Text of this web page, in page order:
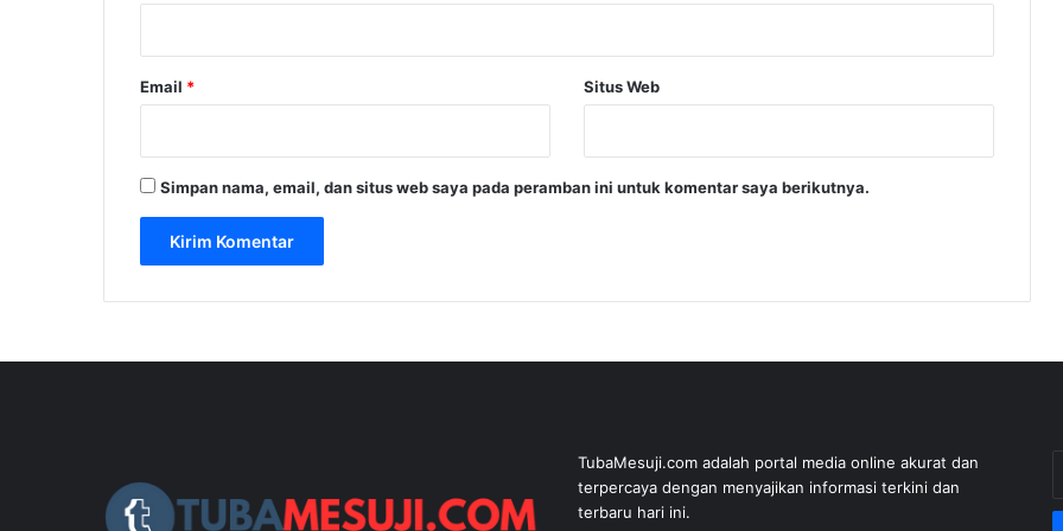
Email * Situs Web
Simpan nama, email, dan situs web saya pada peramban ini untuk komentar saya berikutnya.
TubaMesuji.com adalah portal media online akurat dan
terpercaya dengan menyajikan informasi terkini dan
terbaru hari ini.